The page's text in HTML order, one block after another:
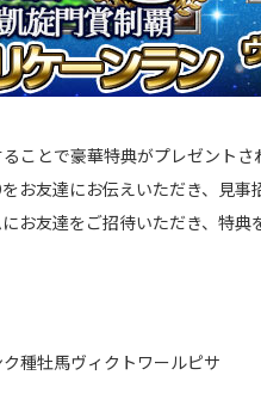
ことで豪華特典がプレゼントさ
お友達にお伝えいただき、見事
お友達をご招待いただき、特典
種牡馬ヴィクトワールピサ